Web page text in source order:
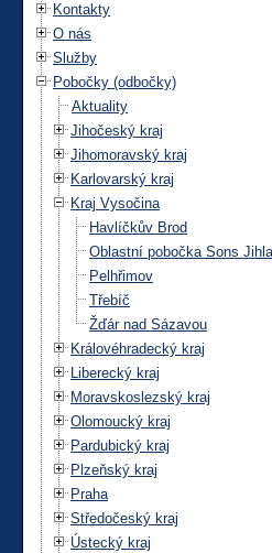
Kontakty
O nás
Služby
Pobočky (odbočky)
Aktuality
Jihočeský kraj
Jihomoravský kraj
Karlovarský kraj
Kraj Vysočina
Havlíčkův Brod
Oblastní pobočka Sons
Pelhřimov
Třebíč
Žďár nad Sázavou
Královéhradecký kraj
Liberecký kraj
Moravskoslezský kraj
Olomoucký kraj
Pardubický kraj
Plzeňský kraj
Praha
Středočeský kraj
Ústecký kraj